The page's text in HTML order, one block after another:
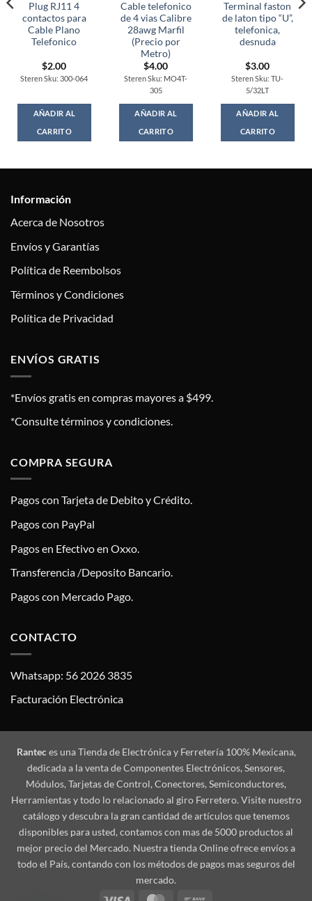
Plug RJ11 4
contactos para
Cable Plano
Telefonico
$2.00
Steren Sku: 300-064
AÑADIR AL
CARRITO
Cable telefonico
de 4 vias Calibre
28awg Marfil
(Precio por
Metro)
$4.00
Steren Sku: MO4T-
305
AÑADIR AL
CARRITO
Terminal faston
de laton tipo “U”,
telefonica,
desnuda
$3.00
Steren Sku: TU-
5/32LT
AÑADIR AL
CARRITO
Información
Acerca de Nosotros
Envíos y Garantías
Política de Reembolsos
Términos y Condiciones
Política de Privacidad
ENVÍOS GRATIS
*Envíos gratis en compras mayores a $499.
*Consulte términos y condiciones.
COMPRA SEGURA
Pagos con Tarjeta de Debito y Crédito.
Pagos con PayPal
Pagos en Efectivo en Oxxo.
Transferencia /Deposito Bancario.
Pagos con Mercado Pago.
CONTACTO
Whatsapp: 56 2026 3835
Facturación Electrónica
Ranteces una Tienda de Electrónica y Ferretería 100% Mexicana,
dedicada a la venta de Componentes Electrónicos, Sensores,
Módulos, Tarjetas de Control, Conectores, Semiconductores,
Herramientas y todo lo relacionado al giro Ferretero. Visite nuestro
catálogo y descubra la gran cantidad de artículos que tenemos
disponibles para usted, contamos con mas de 5000 productos al
mejor precio del Mercado. Nuestra tienda Online ofrece envíos a
todo el País, contando con los métodos de pagos mas seguros del
mercado.